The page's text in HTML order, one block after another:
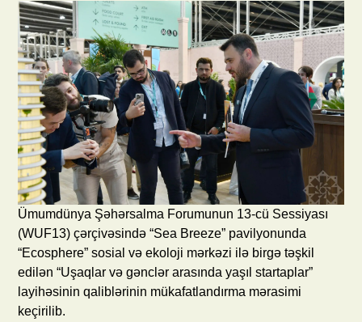
Ümumdünya Şəhərsalma Forumunun 13-cü Sessiyası
(WUF13) çərçivəsində “Sea Breeze” pavilyonunda
“Ecosphere” sosial və ekoloji mərkəzi ilə birgə təşkil
edilən “Uşaqlar və gənclər arasında yaşıl startaplar”
layihəsinin qaliblərinin mükafatlandırma mərasimi
keçirilib.